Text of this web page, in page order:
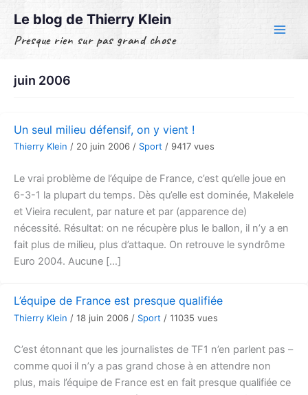
contenu
Le blog de Thierry Klein
Presque rien sur pas grand chose
juin 2006
Un seul milieu défensif, on y vient !
Thierry Klein / 20 juin 2006 / Sport / 9417 vues
Le vrai problème de l’équipe de France, c’est qu’elle joue en
6-3-1 la plupart du temps. Dès qu’elle est dominée, Makelele
et Vieira reculent, par nature et par (apparence de)
nécessité. Résultat: on ne récupère plus le ballon, il n’y a en
fait plus de milieu, plus d’attaque. On retrouve le syndrôme
Euro 2004. Aucune […]
L’équipe de France est presque qualifiée
Thierry Klein / 18 juin 2006 / Sport / 11035 vues
C’est étonnant que les journalistes de TF1 n’en parlent pas –
comme quoi il n’y a pas grand chose à en attendre non
plus, mais l’équipe de France est en fait presque qualifiée ce